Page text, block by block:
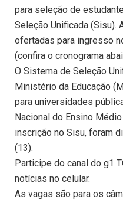
para seleção de
Seleção Unificada (Sisu).
ofertadas para ingresso
(confira o cronograma
O Sistema de Seleção
Ministério da Educação
para universidades
Nacional do Ensino
inscrição no Sisu, foram
(13).
Participe do canal do g1
notícias no celular.
As vagas são para os